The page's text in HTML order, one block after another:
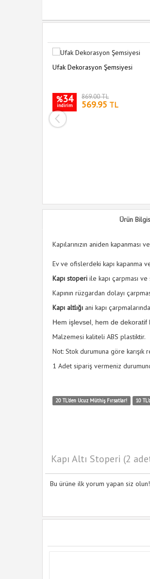
Ufak Dekorasyon Şemsiyesi
%34
indirim
869.00 TL
569.95 TL
Ürün
Kapılarınızın aniden
Ev ve ofislerdeki kapı kapanma
Kapı stoperi ile kapı çarpması
Kapının rüzgardan dolayı
Kapı altlığı ani kapı
Hem işlevsel, hem de dekoratif
Malzemesi kaliteli ABS plastiktir.
Not: Stok durumuna göre
1 Adet sipariş vermeniz
20 TL'den Ucuz Müthiş Fırsatlar! 10
Kapı Altı Stoperi (2
Bu ürüne ilk yorum yapan siz olun!